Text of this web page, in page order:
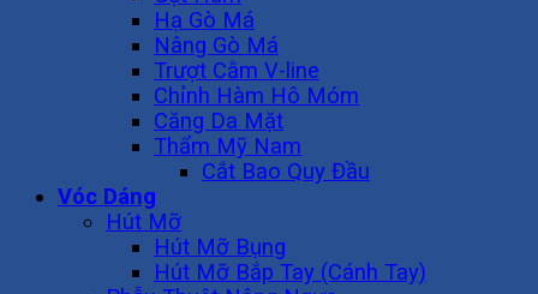
Hạ Gò Má
Nâng Gò Má
Trượt Cằm V-line
Chỉnh Hàm Hô Móm
Căng Da Mặt
Thẩm Mỹ Nam
Cắt Bao Quy Đầu
Vóc Dáng
Hút Mỡ
Hút Mỡ Bụng
Hút Mỡ Bắp Tay (Cánh Tay)